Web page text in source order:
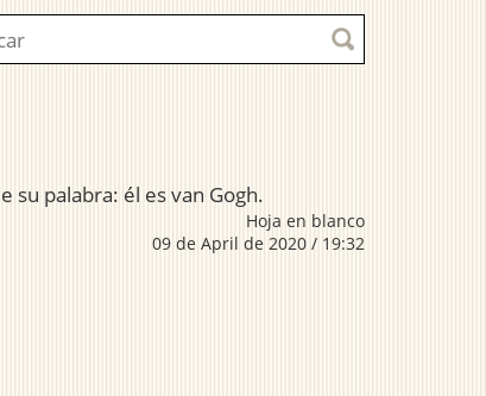
su palabra: él es van Gogh.
Hoja en blanco
09 de April de 2020 / 19:32